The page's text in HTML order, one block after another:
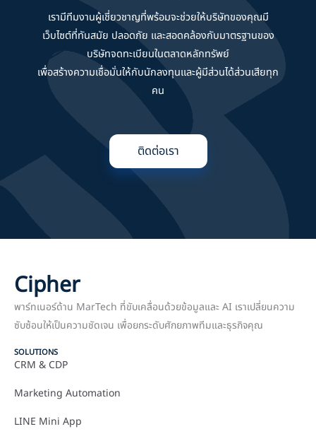
เรามีทีมงานผู้เชี่ยวชาญที่พร้อมจะช่วยให้บริษัทของคุณมี
เว็บไซต์ที่ทันสมัย ปลอดภัย และสอดคล้องกับมาตรฐานของ
บริษัทจดทะเบียนในตลาดหลักทรัพย์
เพื่อสร้างความเชื่อมั่นให้กับนักลงทุนและผู้มีส่วนได้ส่วนเสียทุก
คน
ติดต่อเรา
Cipher
พาร์ทเนอร์ด้าน MarTech ที่ขับเคลื่อนด้วยข้อมูลและ AI เราเปลี่ยนความ
ซับซ้อนให้เป็นความชัดเจน เพื่อยกระดับศักยภาพทีมและธุรกิจคุณ
SOLUTIONS
CRM & CDP
Marketing Automation
LINE Mini App